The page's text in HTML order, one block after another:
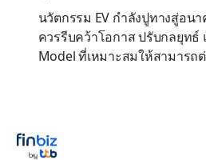
นวัตกรรม EV กำลังปูทางสู่อน
ควรรีบคว้าโอกาส ปรับกลยุทธ์
Model ที่เหมาะสมให้สามารถ